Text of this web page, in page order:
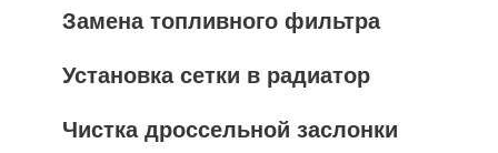
Замена топливного фильтра
Установка сетки в радиатор
Чистка дроссельной заслонки